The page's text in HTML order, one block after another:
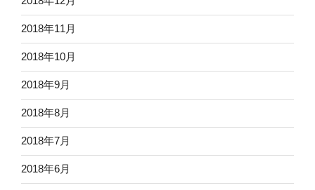
2018年11月
2018年10月
2018年9月
2018年8月
2018年7月
2018年6月